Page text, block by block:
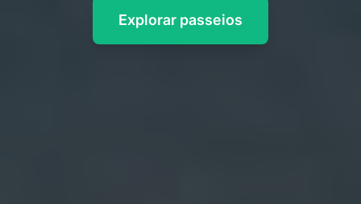
Explorar passeios